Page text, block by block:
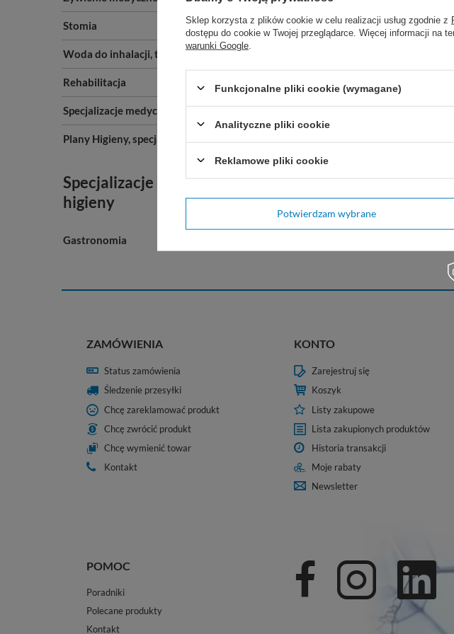
Stomia
Woda do inhalacji, tlenoterapia
Rehabilitacja
Specjalizacje medyczne A-Z
Plany Higieny, specjalizacje
Specjalizacje i plany
higieny
Gastronomia
ZAMÓWIENIA
Status zamówienia
Śledzenie przesyłki
Chcę zareklamować produkt
Chcę zwrócić produkt
Chcę wymienić towar
Kontakt
KONTO
Zarejestruj się
Koszyk
Listy zakupowe
Lista zakupionych produktów
Historia transakcji
Moje rabaty
Newsletter
POMOC
Poradniki
Polecane produkty
Kontakt
Sklep korzysta z plików cookie w celu realizacji usług zgodnie z
dostępu do cookie w Twojej przeglądarce. Więcej informacji na
warunki Google
Funkcjonalne pliki cookie (wymagane)
Analityczne pliki cookie
Reklamowe pliki cookie
Potwierdzam wybrane